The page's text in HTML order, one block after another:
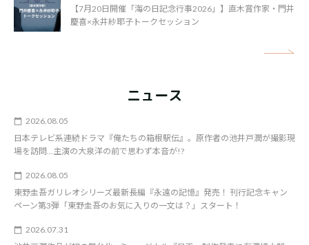
【7月20日開催「海の日記念行事2026」】直木賞作家・門井
慶喜×永井紗耶子トークセッション
ニュース
2026.08.05
日本テレビ系連続ドラマ『俺たちの箱根駅伝』。原作者の池井戸潤が撮影現
場を訪問…主演の大泉洋の前で思わず本音が!?
2026.08.05
東野圭吾ガリレオシリーズ最新長編『永遠の記憶』発売！ 刊行記念キャン
ペーン第3弾「東野圭吾のお気に入りの一文は？」スタート！
2026.07.31